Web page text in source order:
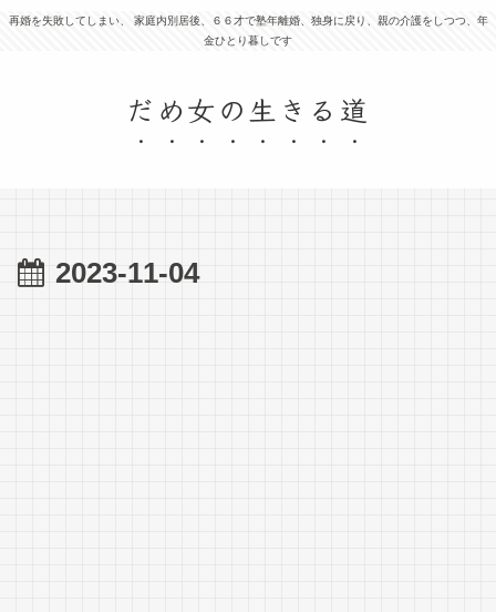
再婚を失敗してしまい、 家庭内別居後、６６才で塾年離婚、独身に戻り、親の介護をしつつ、年
金ひとり暮しです
だめ女の生きる道
2023-11-04